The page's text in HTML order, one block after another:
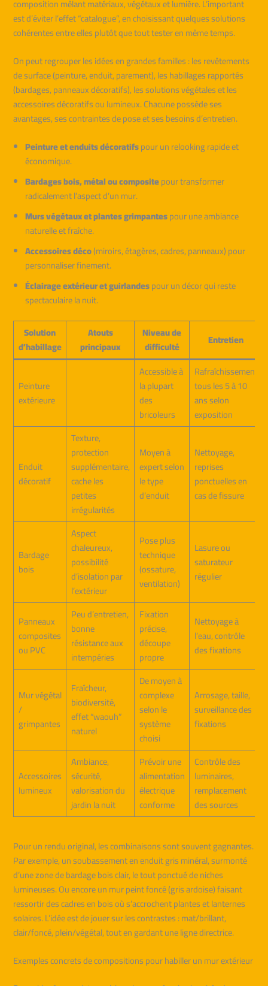
composition mêlant matériaux, végétaux et lumière. L’important
est d’éviter l’effet “catalogue”, en choisissant quelques solutions
cohérentes entre elles plutôt que tout tester en même temps.
On peut regrouper les idées en grandes familles : les revêtements
de surface (peinture, enduit, parement), les habillages rapportés
(bardages, panneaux décoratifs), les solutions végétales et les
accessoires décoratifs ou lumineux. Chacune possède ses
avantages, ses contraintes de pose et ses besoins d’entretien.
Peinture et enduits décoratifspour un relooking rapide et
économique.
Bardages bois, métal ou compositepour transformer
radicalement l’aspect d’un mur.
Murs végétaux et plantes grimpantespour une ambiance
naturelle et fraîche.
Accessoires déco(miroirs, étagères, cadres, panneaux) pour
personnaliser finement.
Éclairage extérieur et guirlandespour un décor qui reste
spectaculaire la nuit.
Solution
d’habillage
Atouts
principaux
Niveau de
difficulté
Entretien
Peinture
extérieure
Accessible à
la plupart
des
bricoleurs
Rafraîchissement
tous les 5 à 10
ans selon
exposition
Enduit
décoratif
Texture,
protection
supplémentaire,
cache les
petites
irrégularités
Moyen à
expert selon
le type
d’enduit
Nettoyage,
reprises
ponctuelles en
cas de fissure
Bardage
bois
Aspect
chaleureux,
possibilité
d’isolation par
l’extérieur
Pose plus
technique
(ossature,
ventilation)
Lasure ou
saturateur
régulier
Panneaux
composites
ou PVC
Peu d’entretien,
bonne
résistance aux
intempéries
Fixation
précise,
découpe
propre
Nettoyage à
l’eau, contrôle
des fixations
Mur végétal
/
grimpantes
Fraîcheur,
biodiversité,
effet “waouh”
naturel
De moyen à
complexe
selon le
système
choisi
Arrosage, taille,
surveillance des
fixations
Accessoires
lumineux
Ambiance,
sécurité,
valorisation du
jardin la nuit
Prévoir une
alimentation
électrique
conforme
Contrôle des
luminaires,
remplacement
des sources
Pour un rendu original, les combinaisons sont souvent gagnantes.
Par exemple, un soubassement en enduit gris minéral, surmonté
d’une zone de bardage bois clair, le tout ponctué de niches
lumineuses. Ou encore un mur peint foncé (gris ardoise) faisant
ressortir des cadres en bois où s’accrochent plantes et lanternes
solaires. L’idée est de jouer sur les contrastes : mat/brillant,
clair/foncé, plein/végétal, tout en gardant une ligne directrice.
Exemples concrets de compositions pour habiller un mur extérieur